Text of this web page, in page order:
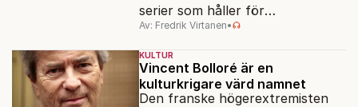
serier som håller för
augustisoffan – när
sensommarmörkret smyger sig
på och tv-utbudet blir din bästa
vän.
Av: Fredrik Virtanen•
KULTUR
Vincent Bolloré är en
kulturkrigare värd namnet
Den franske högerextremisten